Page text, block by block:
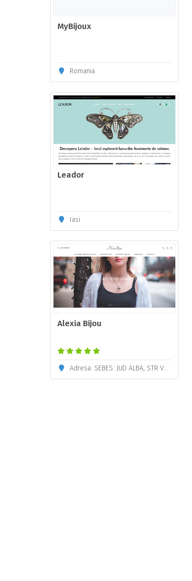
MyBijoux
Romania
Leador
Iasi
Alexia Bijou
Adresa: SEBES. JUD ALBA, STR VALEA FRUMOASEI, BL 11, SC B, AP12